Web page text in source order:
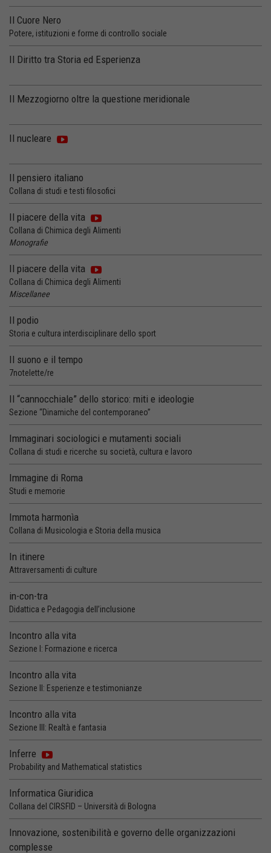
Il Cuore Nero
Potere, istituzioni e forme di controllo sociale
Il Diritto tra Storia ed Esperienza
Il Mezzogiorno oltre la questione meridionale
Il nucleare
Il pensiero italiano
Collana di studi e testi filosofici
Il piacere della vita
Collana di Chimica degli Alimenti
Monografie
Il piacere della vita
Collana di Chimica degli Alimenti
Miscellanee
Il podio
Storia e cultura interdisciplinare dello sport
Il suono e il tempo
7notelette/re
Il “cannocchiale” dello storico: miti e ideologie
Sezione “Dinamiche del contemporaneo”
Immaginari sociologici e mutamenti sociali
Collana di studi e ricerche su società, cultura e lavoro
Immagine di Roma
Studi e memorie
Immota harmonìa
Collana di Musicologia e Storia della musica
In itinere
Attraversamenti di culture
in-con-tra
Didattica e Pedagogia dell’inclusione
Incontro alla vita
Sezione I: Formazione e ricerca
Incontro alla vita
Sezione II: Esperienze e testimonianze
Incontro alla vita
Sezione III: Realtà e fantasia
Inferre
Probability and Mathematical statistics
Informatica Giuridica
Collana del CIRSFID – Università di Bologna
Innovazione, sostenibilità e governo delle organizzazioni
complesse